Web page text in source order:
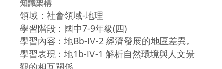
知識架構
領域：社會領域-地理
學習階段：國中7-9年級(四)
學習內容：地Bb-Ⅳ-2 經濟發展的地區差異。
學習表現：地1b-Ⅳ-1 解析自然環境與人文景
觀的相互關係。